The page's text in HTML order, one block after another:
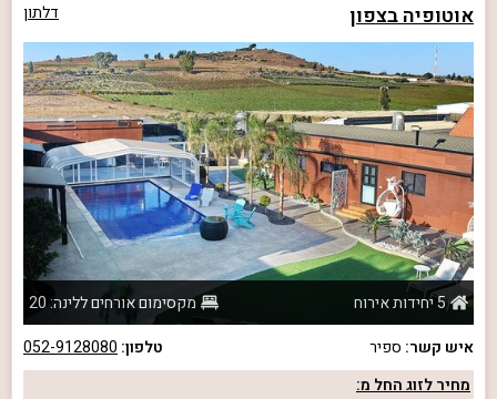
אוטופיה בצפון דלתון
5 יחידות אירוח
מקסימום אורחים ללינה: 20
איש קשר: ספיר טלפון: 052-9128080
מחיר לזוג החל מ: